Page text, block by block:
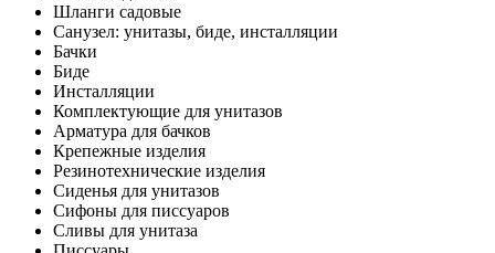
Шланги садовые
Санузел: унитазы, биде, инсталляции
Бачки
Биде
Инсталляции
Комплектующие для унитазов
Арматура для бачков
Крепежные изделия
Резинотехнические изделия
Сиденья для унитазов
Сифоны для писсуаров
Сливы для унитаза